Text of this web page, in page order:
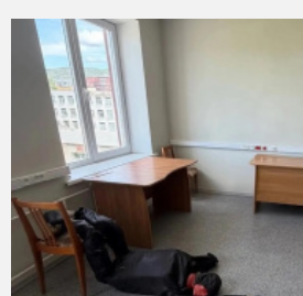
пообещал женщине высокую прибыль от